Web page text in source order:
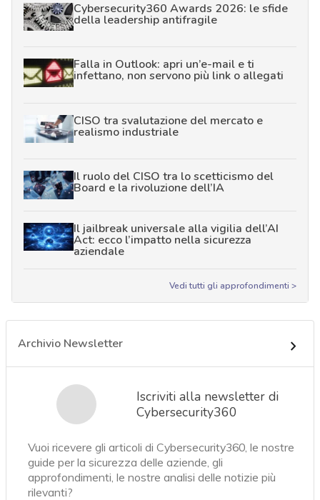
Cybersecurity360 Awards 2026: le sfide
della leadership antifragile
Falla in Outlook: apri un’e-mail e ti
infettano, non servono più link o allegati
CISO tra svalutazione del mercato e
realismo industriale
Il ruolo del CISO tra lo scetticismo del
Board e la rivoluzione dell’IA
Il jailbreak universale alla vigilia dell’AI
Act: ecco l’impatto nella sicurezza
aziendale
Vedi tutti gli approfondimenti >
Archivio Newsletter
Iscriviti alla newsletter di
Cybersecurity360
Vuoi ricevere gli articoli di Cybersecurity360, le nostre
guide per la sicurezza delle aziende, gli
approfondimenti, le nostre analisi delle notizie più
rilevanti?